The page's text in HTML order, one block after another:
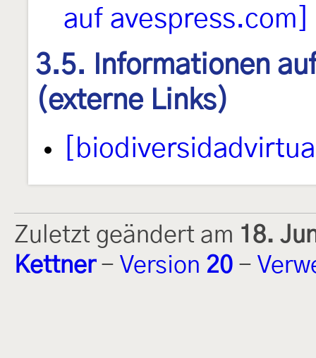
auf avespress.com]
3.5. Informationen
(externe Links)
Zuletzt geändert am 18.
Kettner- Version 20 -